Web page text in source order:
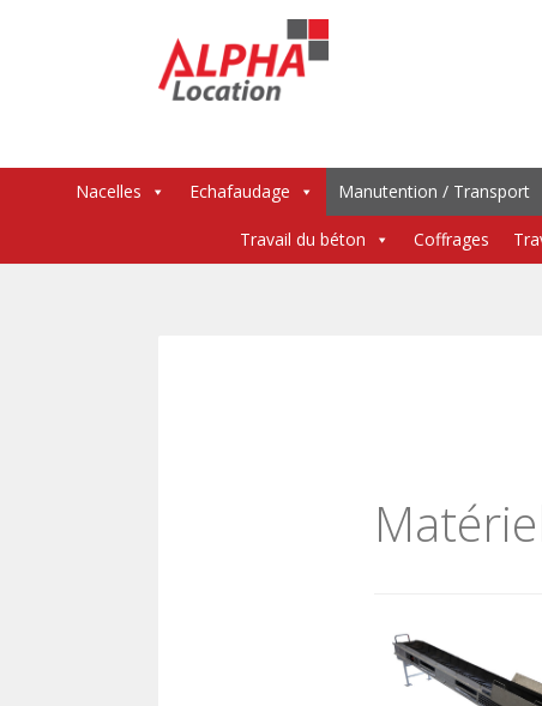
Nacelles Echafaudage Manutention / Transport
Travail du béton Coffrages